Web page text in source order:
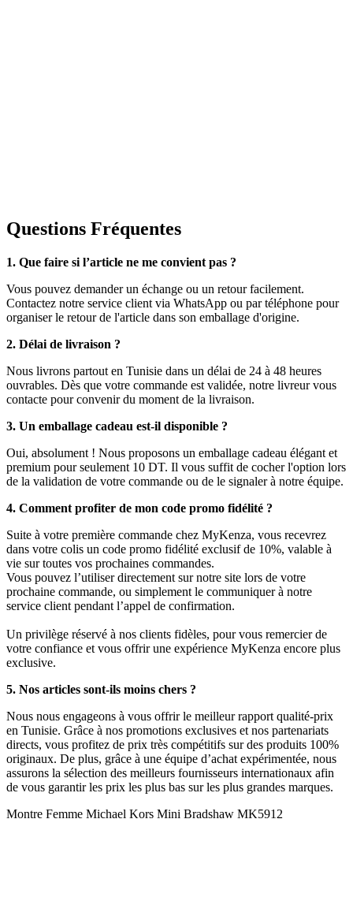
Questions Fréquentes
1. Que faire si l’article ne me convient pas ?
Vous pouvez demander un échange ou un retour facilement.
Contactez notre service client via WhatsApp ou par téléphone pour
organiser le retour de l'article dans son emballage d'origine.
2. Délai de livraison ?
Nous livrons partout en Tunisie dans un délai de 24 à 48 heures
ouvrables. Dès que votre commande est validée, notre livreur vous
contacte pour convenir du moment de la livraison.
3. Un emballage cadeau est-il disponible ?
Oui, absolument ! Nous proposons un emballage cadeau élégant et
premium pour seulement 10 DT. Il vous suffit de cocher l'option lors
de la validation de votre commande ou de le signaler à notre équipe.
4. Comment profiter de mon code promo fidélité ?
Suite à votre première commande chez MyKenza, vous recevrez
dans votre colis un code promo fidélité exclusif de 10%, valable à
vie sur toutes vos prochaines commandes.
Vous pouvez l’utiliser directement sur notre site lors de votre
prochaine commande, ou simplement le communiquer à notre
service client pendant l’appel de confirmation.
Un privilège réservé à nos clients fidèles, pour vous remercier de
votre confiance et vous offrir une expérience MyKenza encore plus
exclusive.
5. Nos articles sont-ils moins chers ?
Nous nous engageons à vous offrir le meilleur rapport qualité-prix
en Tunisie. Grâce à nos promotions exclusives et nos partenariats
directs, vous profitez de prix très compétitifs sur des produits 100%
originaux. De plus, grâce à une équipe d’achat expérimentée, nous
assurons la sélection des meilleurs fournisseurs internationaux afin
de vous garantir les prix les plus bas sur les plus grandes marques.
Montre Femme Michael Kors Mini Bradshaw MK5912